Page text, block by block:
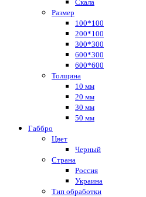
Скала
Размер
100*100
200*100
300*300
600*300
600*600
Толщина
10 мм
20 мм
30 мм
50 мм
Габбро
Цвет
Черный
Страна
Россия
Украина
Тип обработки